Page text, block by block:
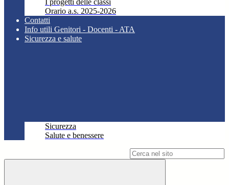
I progetti delle classi
Orario a.s. 2025-2026
Contatti
Info utili Genitori - Docenti - ATA
Sicurezza e salute
Sicurezza
Salute e benessere